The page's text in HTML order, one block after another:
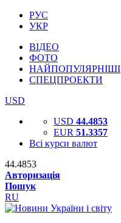
РУС
УКР
ВІДЕО
ФОТО
НАЙПОПУЛЯРНІШІ
СПЕЦПРОЕКТИ
USD
USD 44.4853
EUR 51.3357
Всі курси валют
44.4853
Авторизація
Пошук
RU